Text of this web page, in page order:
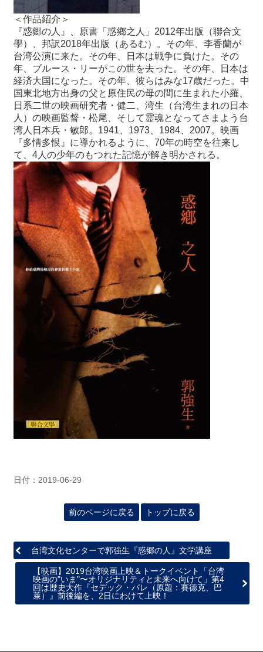
＜作品紹介＞
『惑郷の人』、原書「惑鄉之人」2012年出版（聯合文
學）、邦訳2018年出版（あるむ）。その年、李香蘭が
台湾公演に来た。その年、日本は戦争に負けた。その
年、ブルース・リーがこの世を去った。その年、日本は
経済大国になった。その年、彼らはみな17歳だった。中
国東北地方出身の父と原住民の母の間に生まれた小羅、
日系二世の映画研究者・健二、湾生（台湾生まれの日本
人）の映画監督・松尾、そして霊魂となってさまよう台
湾人日本兵・敏郎。1941、1973、1984、2007。映画
『多情多恨』に導かれるように、70年の時空を往来し
て、4人の少年のもつれた記憶が解き明かされる。
日付：2019-06-29
前のページに戻る トップに戻る
台湾文化センターで郭強生『惑郷の人』文学講座
【映画】2019台湾映画上映＆トークイベント「台湾
映画の"いま"〜オリジナリティと未来へ向けて」第4
回は歴史大作『セデック・バレ（原題：賽德克、巴
萊）』前後編を、2日にわけて上映！